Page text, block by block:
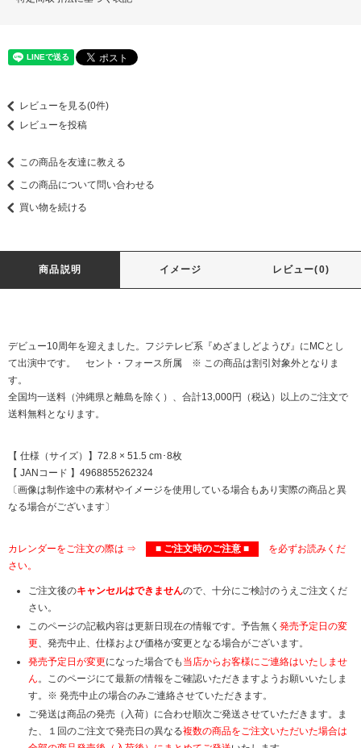
レビューを見る(0件)
レビューを投稿
この商品を友達に教える
この商品について問い合わせる
買い物を続ける
商品説明 イメージ レビュー(0)
デビュー10周年を迎えました。フジテレビ系『めざましどようび』にMCとし
て出演中です。 セント・フォース所属 ※ この商品は割引対象外となりま
す。
全国均一送料（沖縄県と離島を除く）、合計13,000円（税込）以上のご注文で
送料無料となります。
【 仕様（サイズ）】72.8 × 51.5 cm･8枚
【 JANコード 】4968855262324
〔画像は制作途中の素材やイメージを使用している場合もあり実際の商品と異
なる場合がございます〕
カレンダーをご注文の際は ⇒ ■ ご注文時のご注意 ■
を必ずお読みくだ
さい。
ご注文後のキャンセルはできませんので、十分にご検討のうえご注文くだ
さい。
このページの記載内容は更新日現在の情報です。予告無く 発売予定日の変
更、発売中止、仕様および価格が変更となる場合がございます。
発売予定日が変更になった場合でも 当店からお客様にご連絡はいたしませ
ん。このページにて最新の情報をご確認いただきますようお願いいたしま
す。※ 発売中止の場合のみご連絡させていただきます。
ご発送は商品の発売（入荷）に合わせ順次ご発送させていただきます。ま
た、１回のご注文で発売日の異なる複数の商品をご注文いただいた場合は